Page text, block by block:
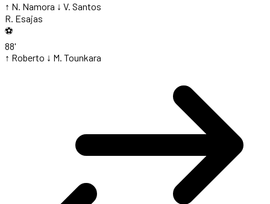
↑ N. Namora ↓ V. Santos
R. Esajas
⚽
88'
↑ Roberto ↓ M. Tounkara